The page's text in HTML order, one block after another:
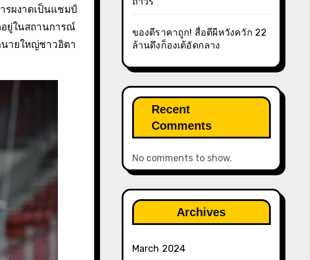
ผงาดเป็นแชมป์
อยู่ในสถานการณ์
ายใหญ่ชาวอิตา
ของดีราคาถูก! สื่อตีผีหวังควัก 22
ล้านดึงก็องเต้อัดกลาง
Recent
Comments
No comments to show.
Archives
March 2024